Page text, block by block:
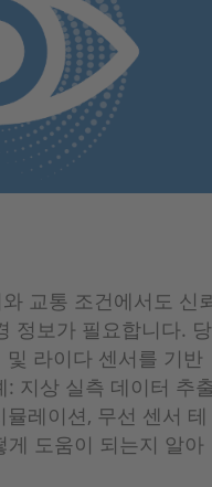
교통 조건에서도 신
정보가 필요합니다. 당
라이다 센서를 기반
: 지상 실측 데이터 추
레이션, 무선 센서 테
게 도움이 되는지 알아